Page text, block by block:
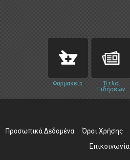
Φαρμακεία
Τίτλοι
Ειδήσεων
Προσωπικά Δεδομένα Όροι Χρήσης
Επικοινωνία